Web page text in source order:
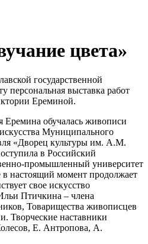
цвета»
государственной
персональная выставка работ
Ереминой.
Еремина обучалась живописи
Муниципального
«Дворец культуры им. А.М.
в Российский
промышленный университет
настоящий момент продолжает
свое искусство
Птичкина – члена
Товарищества живописцев
Творческие наставники
Е. Антропова, А.